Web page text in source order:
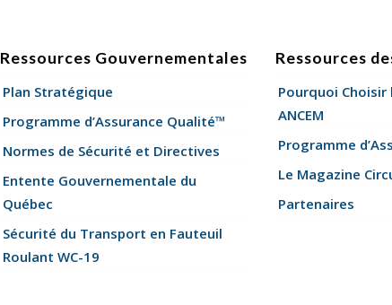
Ressources Gouvernementales
Plan Stratégique
Programme d’Assurance Qualité™
Normes de Sécurité et Directives
Entente Gouvernementale du
Québec
Sécurité du Transport en Fauteuil
Roulant WC-19
Ressources
Pourquoi Choisir
ANCEM
Programme
Le Magazine
Partenaires